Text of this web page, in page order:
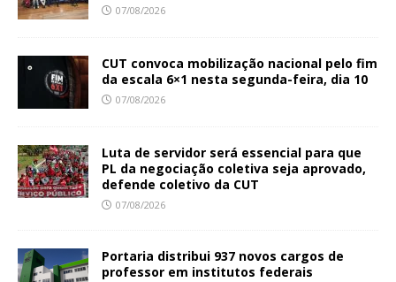
07/08/2026
CUT convoca mobilização nacional pelo fim
da escala 6×1 nesta segunda-feira, dia 10
07/08/2026
Luta de servidor será essencial para que
PL da negociação coletiva seja aprovado,
defende coletivo da CUT
07/08/2026
Portaria distribui 937 novos cargos de
professor em institutos federais